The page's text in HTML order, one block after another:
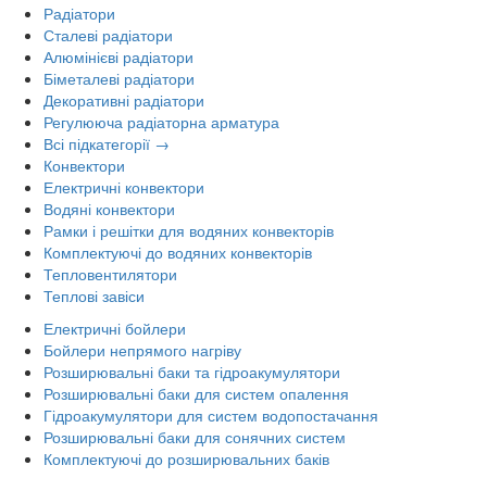
Радіатори
Сталеві радіатори
Алюмінієві радіатори
Біметалеві радіатори
Декоративні радіатори
Регулююча радіаторна арматура
Всі підкатегорії →
Конвектори
Електричні конвектори
Водяні конвектори
Рамки і решітки для водяних конвекторів
Комплектуючі до водяних конвекторів
Тепловентилятори
Теплові завіси
Електричні бойлери
Бойлери непрямого нагріву
Розширювальні баки та гідроакумулятори
Розширювальні баки для систем опалення
Гідроакумулятори для систем водопостачання
Розширювальні баки для сонячних систем
Комплектуючі до розширювальних баків